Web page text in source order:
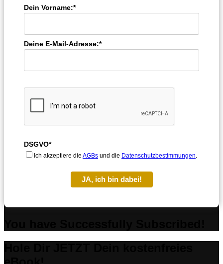
Dein Vorname:*
Deine E-Mail-Adresse:*
DSGVO*
Ich akzeptiere die AGBs und die Datenschutzbestimmungen.
JA, ich bin dabei!